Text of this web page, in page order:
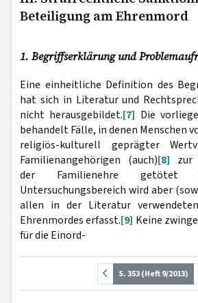
Beteiligung am Ehrenmord
1. Begriffserklärung und
Eine einheitliche Definition des
hat sich in Literatur und
nicht herausgebildet.[7] Die
behandelt Fälle, in denen Menschen
religiös-kulturell geprägter
Familienangehörigen (auch)[8] zur
der Familienehre getötet
Untersuchungsbereich wird aber
allen in der Literatur
Ehrenmordes erfasst.[9] Keine
für die Einord-
S. 353 (Heft 9/2013)